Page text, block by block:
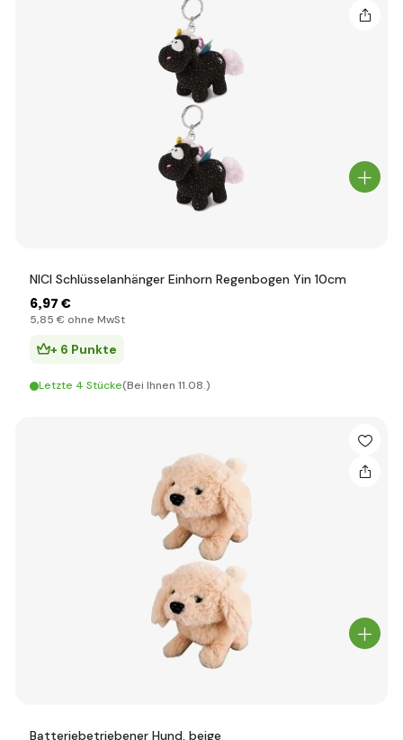
NICI Schlüsselanhänger Einhorn Regenbogen Yin 10cm
6,97 €
5,85 € ohne MwSt
+ 6 Punkte
Letzte 4 Stücke(Bei Ihnen 11.08.)
Batteriebetriebener Hund, beige